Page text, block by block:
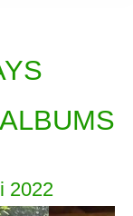
2022